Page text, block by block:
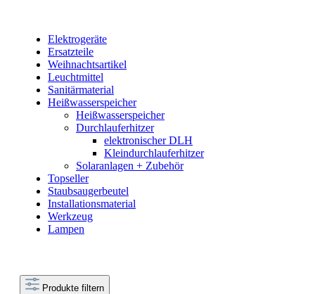
Elektrogeräte
Ersatzteile
Weihnachtsartikel
Leuchtmittel
Sanitärmaterial
Heißwasserspeicher
Heißwasserspeicher
Durchlauferhitzer
elektronischer DLH
Kleindurchlauferhitzer
Solaranlagen + Zubehör
Topseller
Staubsaugerbeutel
Installationsmaterial
Werkzeug
Lampen
Produkte filtern